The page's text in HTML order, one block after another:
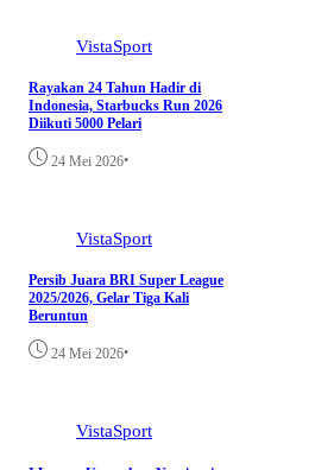
VistaSport
Rayakan 24 Tahun Hadir di
Indonesia, Starbucks Run 2026
Diikuti 5000 Pelari
24 Mei 2026•
VistaSport
Persib Juara BRI Super League
2025/2026, Gelar Tiga Kali
Beruntun
24 Mei 2026•
VistaSport